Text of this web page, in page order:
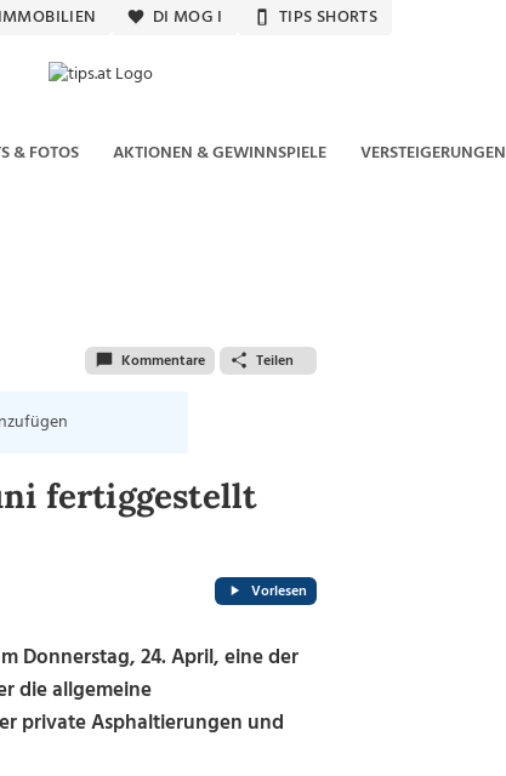
IMMOBILIEN DI MOG I TIPS SHORTS
& FOTOS AKTIONEN & GEWINNSPIELE VERSTEIGERUNGEN
Kommentare Teilen
fertiggestellt
Vorlesen
Donnerstag, 24. April, eine der
die allgemeine
private Asphaltierungen und